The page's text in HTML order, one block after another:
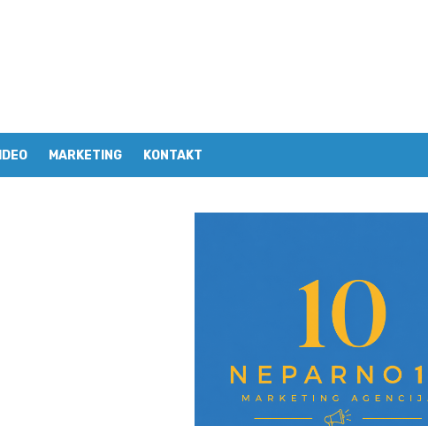
MARKETING KONTAKT